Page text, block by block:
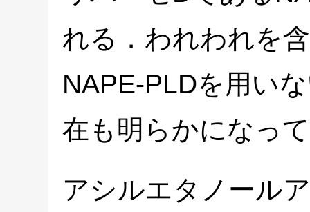
れる．われわれを
NAPE-PLDを用い
在も明らかになっ
アシルエタノール